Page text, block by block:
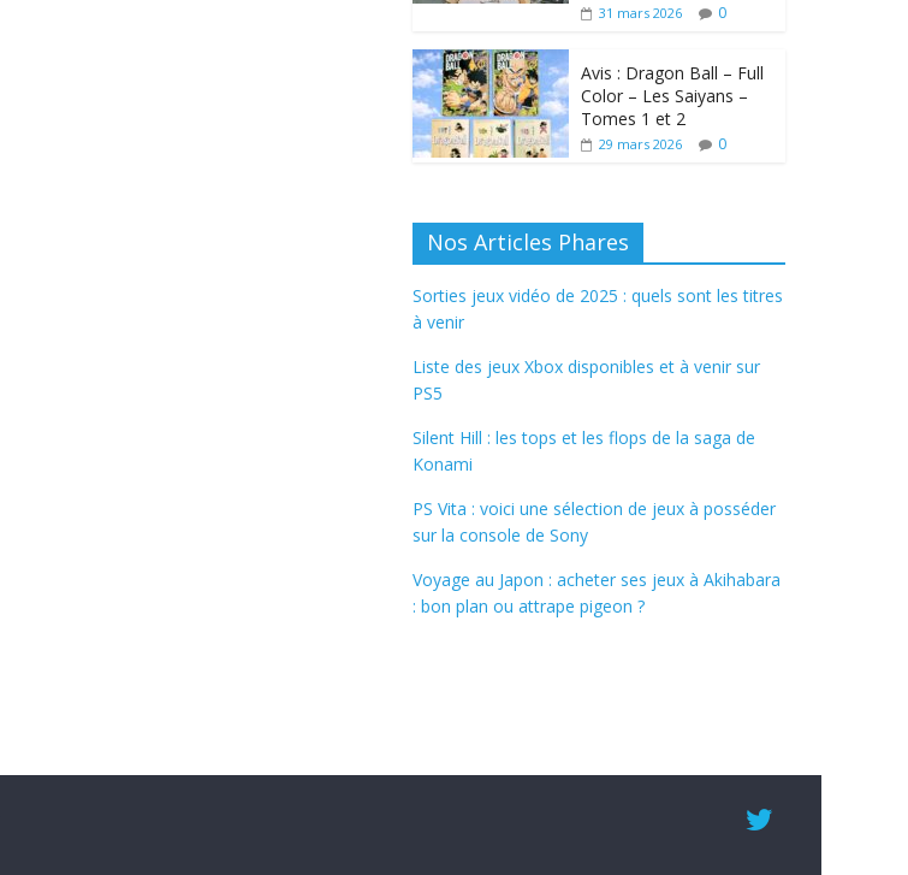
31 mars 2026 0
Avis : Dragon Ball – Full
Color – Les Saiyans –
Tomes 1 et 2
29 mars 2026 0
Nos Articles Phares
Sorties jeux vidéo de 2025 : quels sont les titres
à venir
Liste des jeux Xbox disponibles et à venir sur
PS5
Silent Hill : les tops et les flops de la saga de
Konami
PS Vita : voici une sélection de jeux à posséder
sur la console de Sony
Voyage au Japon : acheter ses jeux à Akihabara
: bon plan ou attrape pigeon ?